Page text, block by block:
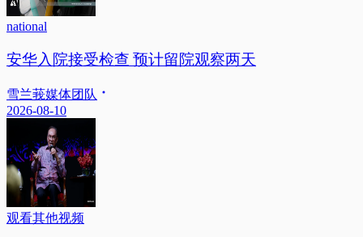
national
安华入院接受检查 预计留院观察两天
雪兰莪媒体团队
2026-08-10
观看其他视频